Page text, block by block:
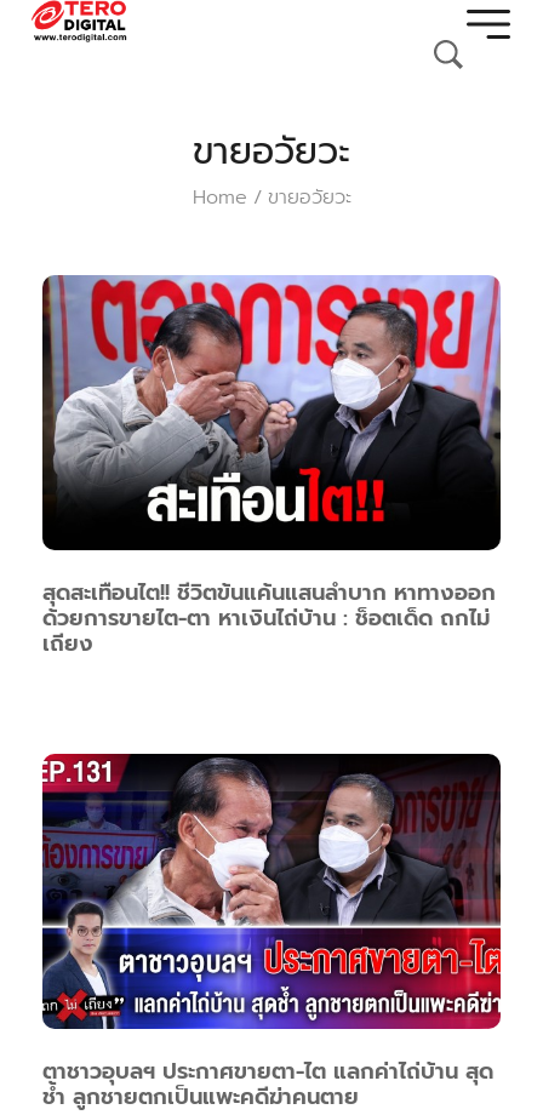
ขายอวัยวะ
Home / ขายอวัยวะ
สุดสะเทือนไต!! ชีวิตข้นแค้นแสนลำบาก หาทางออก
ด้วยการขายไต-ตา หาเงินไถ่บ้าน : ช็อตเด็ด ถกไม่
เถียง
ตาชาวอุบลฯ ประกาศขายตา-ไต แลกค่าไถ่บ้าน สุด
ช้ำ ลูกชายตกเป็นแพะคดีฆ่าคนตาย